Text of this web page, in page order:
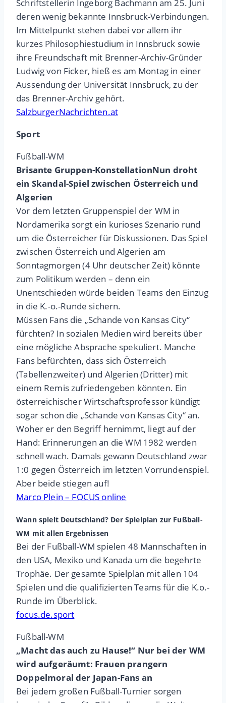
Schriftstellerin Ingeborg Bachmann am 25. Juni
deren wenig bekannte Innsbruck-Verbindungen.
Im Mittelpunkt stehen dabei vor allem ihr
kurzes Philosophiestudium in Innsbruck sowie
ihre Freundschaft mit Brenner-Archiv-Gründer
Ludwig von Ficker, hieß es am Montag in einer
Aussendung der Universität Innsbruck, zu der
das Brenner-Archiv gehört.
SalzburgerNachrichten.at
Sport
Fußball-WM
Brisante Gruppen-KonstellationNun droht
ein Skandal-Spiel zwischen Österreich und
Algerien
Vor dem letzten Gruppenspiel der WM in
Nordamerika sorgt ein kurioses Szenario rund
um die Österreicher für Diskussionen. Das Spiel
zwischen Österreich und Algerien am
Sonntagmorgen (4 Uhr deutscher Zeit) könnte
zum Politikum werden – denn ein
Unentschieden würde beiden Teams den Einzug
in die K.-o.-Runde sichern.
Müssen Fans die „Schande von Kansas City“
fürchten? In sozialen Medien wird bereits über
eine mögliche Absprache spekuliert. Manche
Fans befürchten, dass sich Österreich
(Tabellenzweiter) und Algerien (Dritter) mit
einem Remis zufriedengeben könnten. Ein
österreichischer Wirtschaftsprofessor kündigt
sogar schon die „Schande von Kansas City“ an.
Woher er den Begriff hernimmt, liegt auf der
Hand: Erinnerungen an die WM 1982 werden
schnell wach. Damals gewann Deutschland zwar
1:0 gegen Österreich im letzten Vorrundenspiel.
Aber beide stiegen auf!
Marco Plein – FOCUS online
Wann spielt Deutschland? Der Spielplan zur Fußball-
WM mit allen Ergebnissen
Bei der Fußball-WM spielen 48 Mannschaften in
den USA, Mexiko und Kanada um die begehrte
Trophäe. Der gesamte Spielplan mit allen 104
Spielen und die qualifizierten Teams für die K.o.-
Runde im Überblick.
focus.de.sport
Fußball-WM
„Macht das auch zu Hause!“ Nur bei der WM
wird aufgeräumt: Frauen prangern
Doppelmoral der Japan-Fans an
Bei jedem großen Fußball-Turnier sorgen